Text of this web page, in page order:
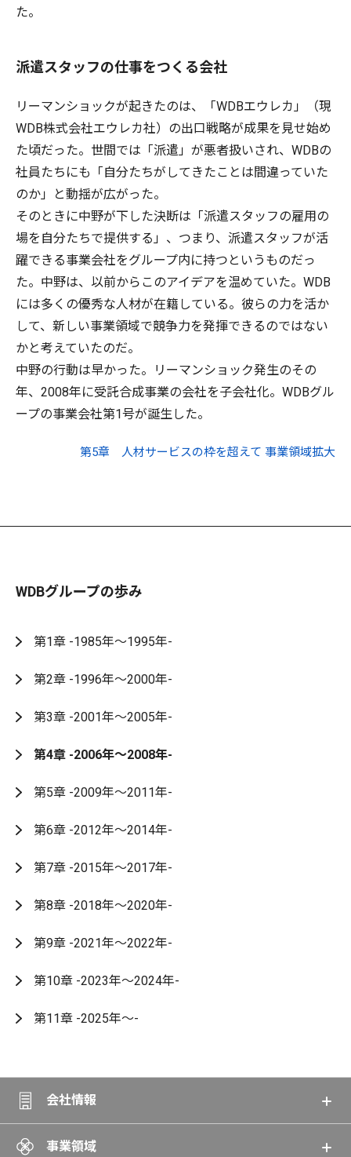
た。
派遣スタッフの仕事をつくる会社
リーマンショックが起きたのは、「WDBエウレカ」（現
WDB株式会社エウレカ社）の出口戦略が成果を見せ始め
た頃だった。世間では「派遣」が悪者扱いされ、WDBの
社員たちにも「自分たちがしてきたことは間違っていた
のか」と動揺が広がった。
そのときに中野が下した決断は「派遣スタッフの雇用の
場を自分たちで提供する」、つまり、派遣スタッフが活
躍できる事業会社をグループ内に持つというものだっ
た。中野は、以前からこのアイデアを温めていた。WDB
には多くの優秀な人材が在籍している。彼らの力を活か
して、新しい事業領域で競争力を発揮できるのではない
かと考えていたのだ。
中野の行動は早かった。リーマンショック発生のその
年、2008年に受託合成事業の会社を子会社化。WDBグル
ープの事業会社第1号が誕生した。
第5章 人材サービスの枠を超えて 事業領域拡大
WDBグループの歩み
第1章 -1985年～1995年-
第2章 -1996年～2000年-
第3章 -2001年～2005年-
第4章 -2006年～2008年-
第5章 -2009年～2011年-
第6章 -2012年～2014年-
第7章 -2015年～2017年-
第8章 -2018年～2020年-
第9章 -2021年～2022年-
第10章 -2023年～2024年-
第11章 -2025年～-
会社情報
事業領域